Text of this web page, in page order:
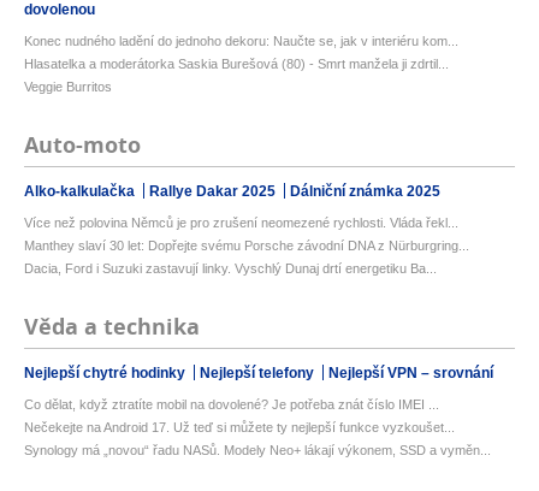
dovolenou
Konec nudného ladění do jednoho dekoru: Naučte se, jak v interiéru kom...
Hlasatelka a moderátorka Saskia Burešová (80) - Smrt manžela ji zdrtil...
Veggie Burritos
Auto-moto
Alko-kalkulačka Rallye Dakar 2025 Dálniční známka 2025
Více než polovina Němců je pro zrušení neomezené rychlosti. Vláda řekl...
Manthey slaví 30 let: Dopřejte svému Porsche závodní DNA z Nürburgring...
Dacia, Ford i Suzuki zastavují linky. Vyschlý Dunaj drtí energetiku Ba...
Věda a technika
Nejlepší chytré hodinky Nejlepší telefony Nejlepší VPN – srovnání
Co dělat, když ztratíte mobil na dovolené? Je potřeba znát číslo IMEI ...
Nečekejte na Android 17. Už teď si můžete ty nejlepší funkce vyzkoušet...
Synology má „novou“ řadu NASů. Modely Neo+ lákají výkonem, SSD a vyměn...